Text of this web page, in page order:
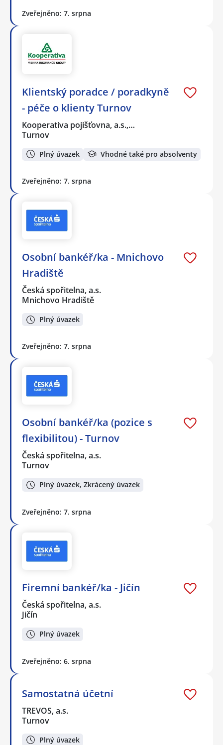
Zveřejněno: 7. srpna
Klientský poradce / poradkyně
- péče o klienty Turnov
Kooperativa pojišťovna, a.s.,…
Turnov
Plný úvazek Vhodné také pro absolventy
Zveřejněno: 7. srpna
Osobní bankéř/ka - Mnichovo
Hradiště
Česká spořitelna, a.s.
Mnichovo Hradiště
Plný úvazek
Zveřejněno: 7. srpna
Osobní bankéř/ka (pozice s
flexibilitou) - Turnov
Česká spořitelna, a.s.
Turnov
Plný úvazek, Zkrácený úvazek
Zveřejněno: 7. srpna
Firemní bankéř/ka - Jičín
Česká spořitelna, a.s.
Jičín
Plný úvazek
Zveřejněno: 6. srpna
Samostatná účetní
TREVOS, a.s.
Turnov
Plný úvazek